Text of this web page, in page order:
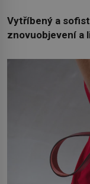
Vytříbený a
znovuobjevení a